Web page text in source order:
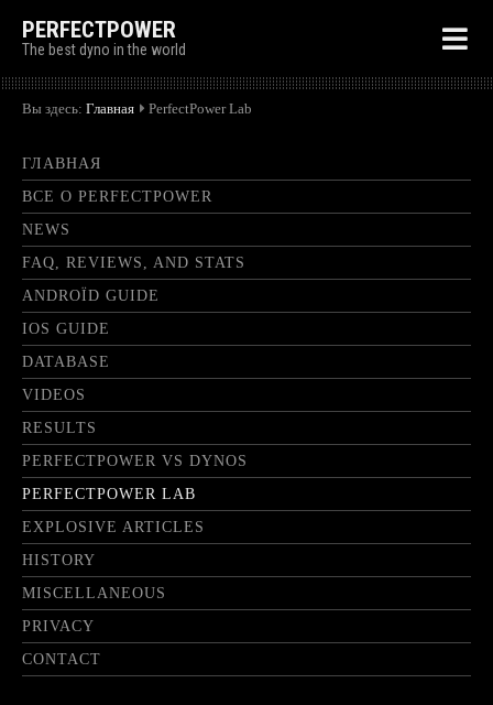
PERFECTPOWER
The best dyno in the world
Вы здесь: Главная PerfectPower Lab
ГЛАВНАЯ
ВСЕ О PERFECTPOWER
NEWS
FAQ, REVIEWS, AND STATS
ANDROÏD GUIDE
IOS GUIDE
DATABASE
VIDEOS
RESULTS
PERFECTPOWER VS DYNOS
PERFECTPOWER LAB
EXPLOSIVE ARTICLES
HISTORY
MISCELLANEOUS
PRIVACY
CONTACT